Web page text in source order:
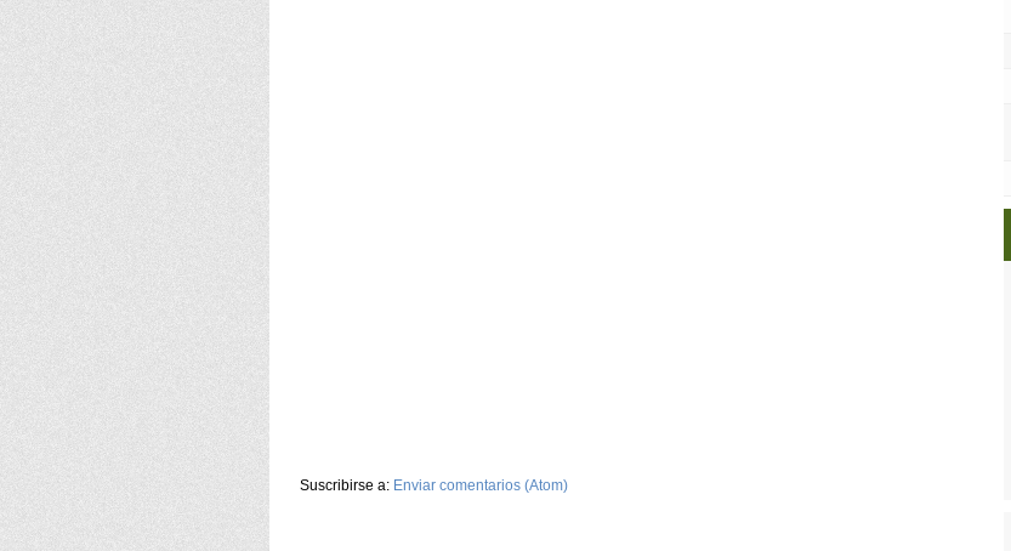
Suscribirse a: Enviar comentarios (Atom)